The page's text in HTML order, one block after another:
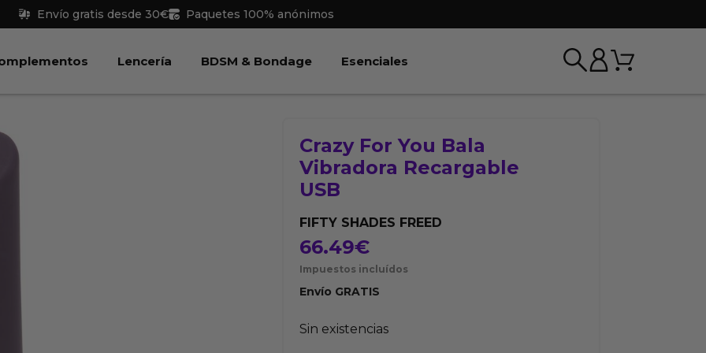
Envío gratis desde 30€ Paquetes 100% anónimos
Juguetes Abrir Complementos
Lencería Abrir Lencería
BDSM & Bondage Abrir BDSM & Bondage
Esenciales Carrito
Crazy For You Bala
Vibradora Recargable
USB
FIFTY SHADES FREED
66.49€
Impuestos incluídos
Envío GRATIS
Sin existencias